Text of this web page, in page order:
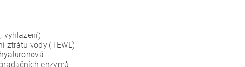
vyhlazení)
ztrátu vody (TEWL)
enzymů